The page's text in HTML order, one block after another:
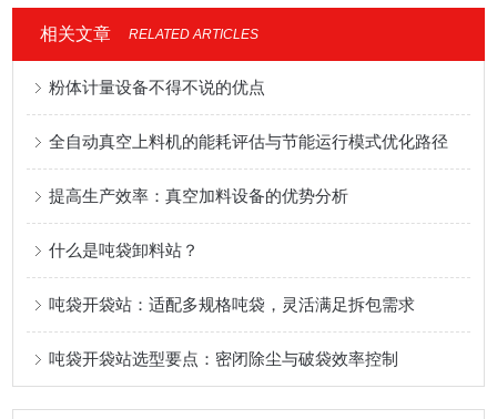
相关文章 RELATED ARTICLES
粉体计量设备不得不说的优点
全自动真空上料机的能耗评估与节能运行模式优化路径
提高生产效率：真空加料设备的优势分析
什么是吨袋卸料站？
吨袋开袋站：适配多规格吨袋，灵活满足拆包需求
吨袋开袋站选型要点：密闭除尘与破袋效率控制